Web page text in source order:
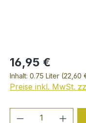
16,95 €
Inhalt: 0.75 Liter (22,60
Preise inkl. MwSt.
Produkt